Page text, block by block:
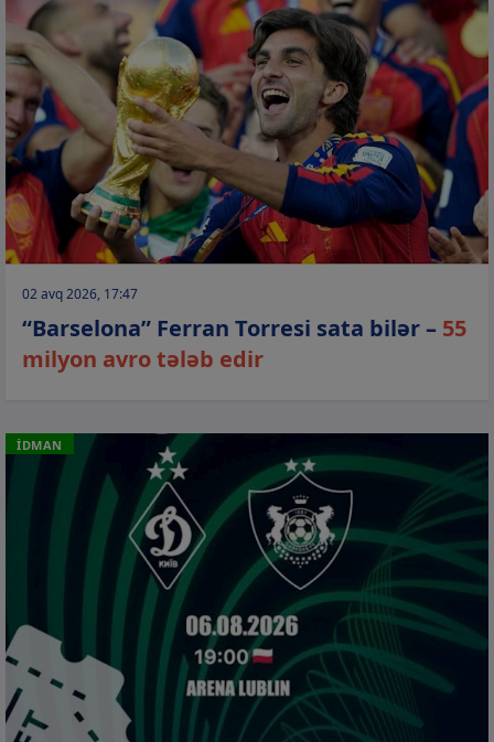
02 avq 2026, 17:47
“Barselona” Ferran Torresi sata bilər – 55
milyon avro tələb edir
İDMAN